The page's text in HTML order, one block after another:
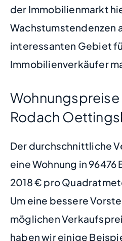
der Immobilienmarkt
Wachstumstendenzen
interessanten Gebiet
Immobilienverkäufer
Wohnungspreise
Rodach
Der durchschnittliche
eine Wohnung in
2018 € pro
Um eine bessere
möglichen
haben wir einige